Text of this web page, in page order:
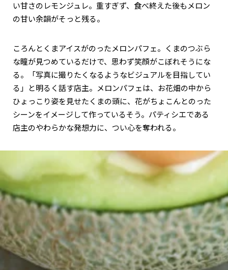
い甘さのレモンジュレ。重すぎず、食べ終えた後もメロン
の甘い余韻がそっと残る。
ころんとくまアイスがのったメロンパフェ。くまのつぶら
な瞳が見つめているだけで、思わず笑顔がこぼれそうにな
る。「写真に撮りたくなるようなビジュアルを目指してい
る」と明るく話す店主。メロンパフェは、お花畑の中から
ひょっこり姿を見せたくまの頭に、花がちょこんとのった
シーンをイメージして作っているそう。パティシエである
店主のやわらかな発想力に、つい心を奪われる。